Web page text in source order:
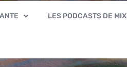
LES PODCASTS DE MIX